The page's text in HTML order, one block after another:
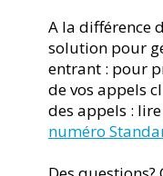
A la différence
solution pour
entrant : pour
de vos appels
des appels :
numéro